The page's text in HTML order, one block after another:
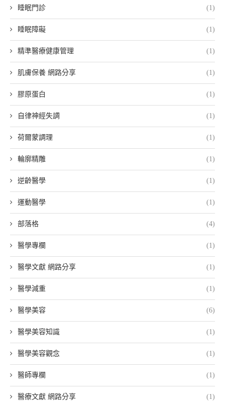
睡眠門診 (1)
睡眠障礙 (1)
精準醫療健康管理 (1)
肌膚保養 網路分享 (1)
膠原蛋白 (1)
自律神經失調 (1)
荷爾蒙調理 (1)
輪廓精雕 (1)
逆齡醫學 (1)
運動醫學 (1)
部落格 (4)
醫學專欄 (1)
醫學文獻 網路分享 (1)
醫學減重 (1)
醫學美容 (6)
醫學美容知識 (1)
醫學美容觀念 (1)
醫師專欄 (1)
醫療文獻 網路分享 (1)